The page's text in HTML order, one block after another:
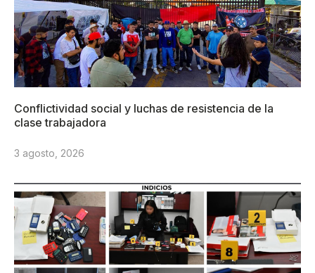
Conflictividad social y luchas de resistencia de la
clase trabajadora
3 agosto, 2026